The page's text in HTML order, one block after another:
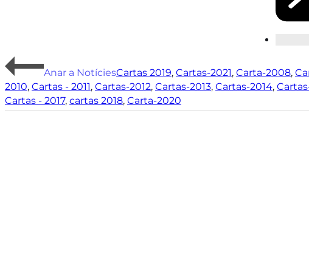
Anar a NotíciesCartas 2019, Cartas-2021, Carta-2008,
2010, Cartas - 2011, Cartas-2012, Cartas-2013, Cartas-2014,
Cartas - 2017, cartas 2018, Carta-2020